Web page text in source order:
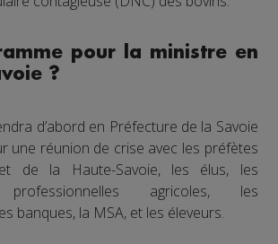
pour la ministre en
?
d’abord en Préfecture de la Savoie
une réunion de crise avec les préfètes
de la Haute-Savoie, les élus, les
professionnelles agricoles, les
banques, la MSA, et les éleveurs.